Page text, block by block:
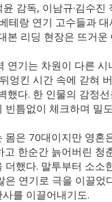
감독, 이남규·김수진
테랑 연기 고수들과
본 리딩 현장은 뜨거운
기는 차원이 다른
엉킨 시간 속에 갇혀
했다. 한 인물의 감정
틈없이 체크하며 밀
은 70대이지만 영혼
한순간 늙어버린 청
했다. 말투부터 소소
연기로 극을 이끌었
를 이끌어내기도.